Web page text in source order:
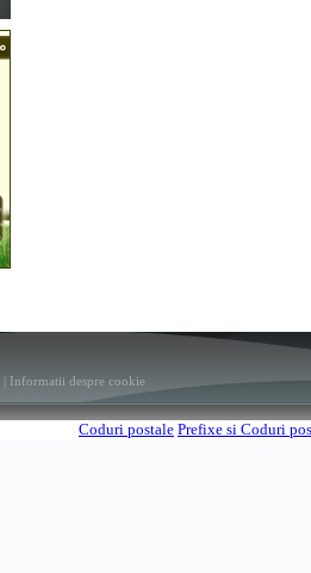
| Informatii despre cookie
Coduri postale Prefixe si Coduri